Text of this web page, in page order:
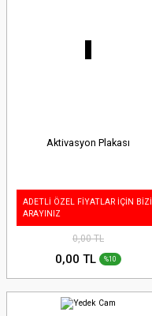
Aktivasyon Plakası
ADETLİ ÖZEL FİYATLAR İÇİN BİZİ
ARAYINIZ
0,00 TL
0,00 TL %10